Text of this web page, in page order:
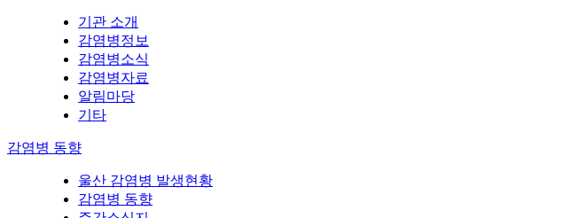
기관 소개
감염병정보
감염병소식
감염병자료
알림마당
기타
감염병 동향
울산 감염병 발생현황
감염병 동향